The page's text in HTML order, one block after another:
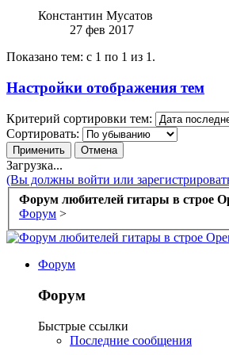
Константин Мусатов
27 фев 2017
Показано тем: с 1 по 1 из 1.
Настройки отображения тем
Критерий сортировки тем:
Сортировать:
Загрузка...
(Вы должны войти или
Форум любителей гитары в строе
Форум >
Форум
Форум
Быстрые ссылки
Последние сообщения